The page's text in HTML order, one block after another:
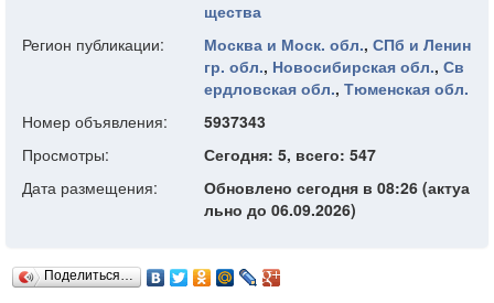
щества
Регион публикации:
Москва и Моск. обл., СПб и Ленин
гр. обл., Новосибирская обл., Св
ердловская обл., Тюменская обл.
Номер объявления:
5937343
Просмотры:
Сегодня: 5, всего: 547
Дата размещения:
Обновлено сегодня в 08:26 (актуа
льно до 06.09.2026)
Поделиться…